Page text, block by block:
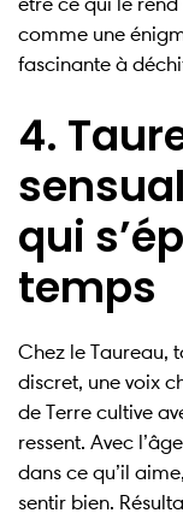
comme une
fascinante à
4.
qui
temps
Chez le Taureau,
discret, une voix
de Terre cultive
ressent. Avec
dans ce qu’il
sentir bien.